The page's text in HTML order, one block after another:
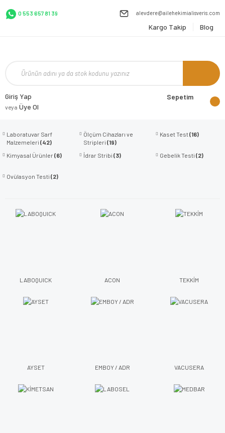
0 553 657 81 39 alevdere@ailehekimialisveris.com
Kargo Takip Blog
Giriş Yap
veya Üye Ol
Sepetim
Laboratuvar Sarf
Malzemeleri (42)
Ölçüm Cihazları ve
Stripleri (19)
Kaset Test(16)
Kimyasal Ürünler(6) İdrar Stribi (3) Gebelik Testi(2)
Ovülasyon Testi (2)
LABOQUICK ACON TEKKİM
AYSET EMBOY / ADR VACUSERA